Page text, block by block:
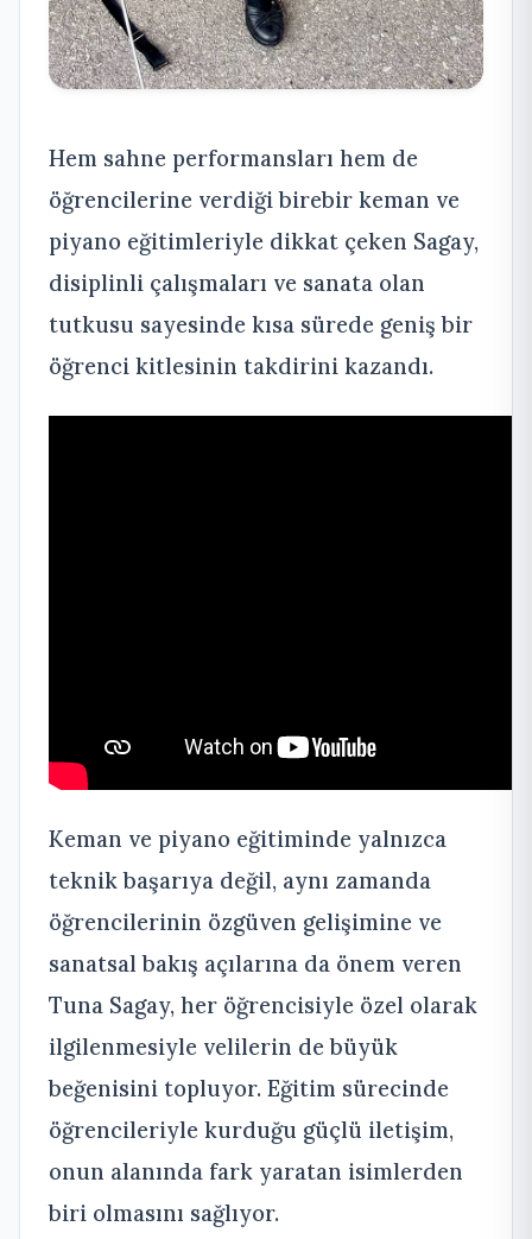
Hem sahne performansları hem de
öğrencilerine verdiği birebir keman ve
piyano eğitimleriyle dikkat çeken Sagay,
disiplinli çalışmaları ve sanata olan
tutkusu sayesinde kısa sürede geniş bir
öğrenci kitlesinin takdirini kazandı.
Keman ve piyano eğitiminde yalnızca
teknik başarıya değil, aynı zamanda
öğrencilerinin özgüven gelişimine ve
sanatsal bakış açılarına da önem veren
Tuna Sagay, her öğrencisiyle özel olarak
ilgilenmesiyle velilerin de büyük
beğenisini topluyor. Eğitim sürecinde
öğrencileriyle kurduğu güçlü iletişim,
onun alanında fark yaratan isimlerden
biri olmasını sağlıyor.